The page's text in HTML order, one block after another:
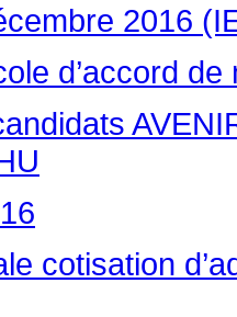
2016
d’accord de
cotisation